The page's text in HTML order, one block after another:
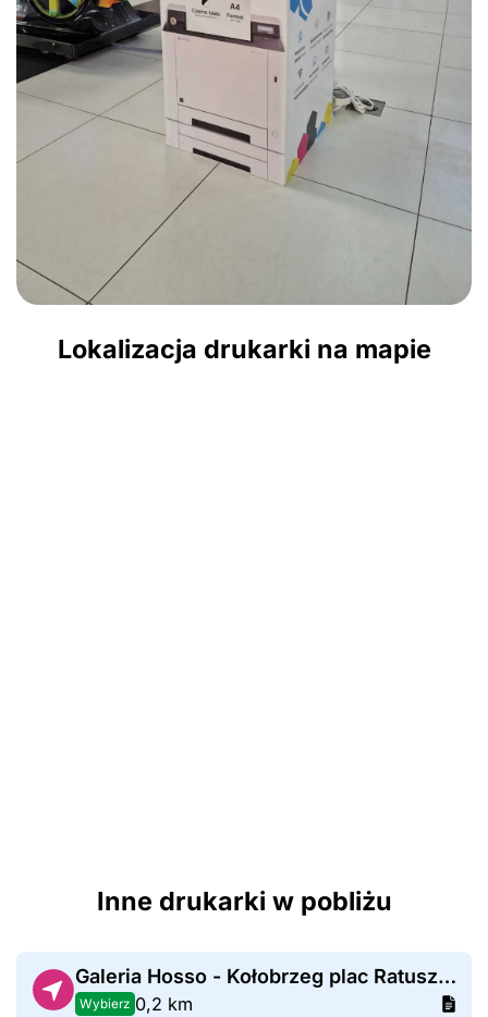
Lokalizacja drukarki na mapie
Inne drukarki w pobliżu
Galeria Hosso - Kołobrzeg plac Ratuszowy
Wybierz 0,2 km